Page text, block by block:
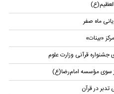
ماه صفر
«بینات»
جشنواره قرآنی وزارت علوم
سوی مؤسسه امام‌رضا(ع)
تدبر در قرآن